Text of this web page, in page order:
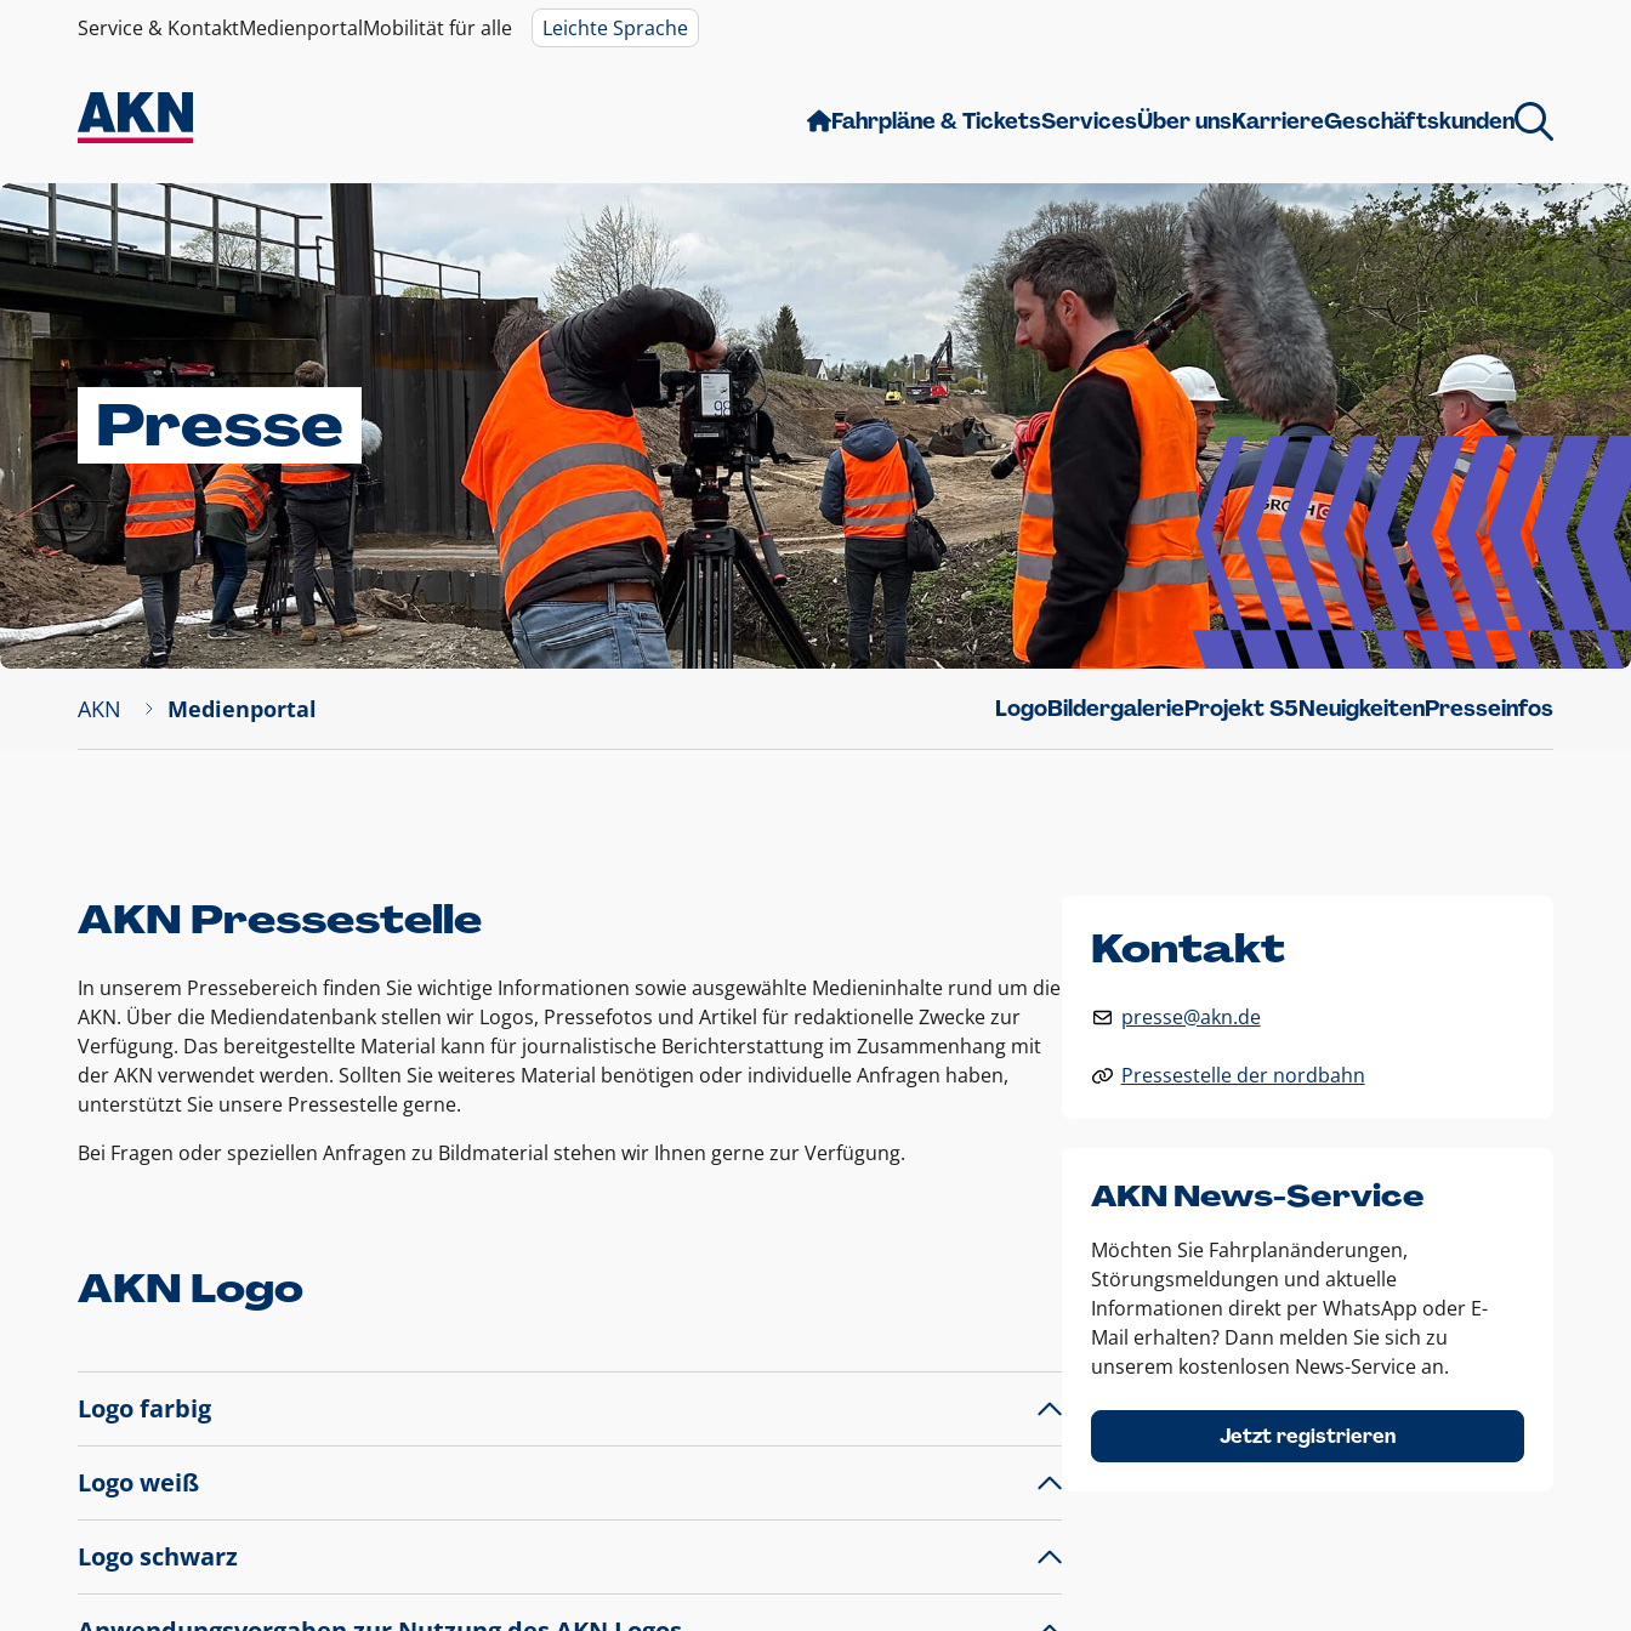
Service & KontaktMedienportalMobilität für alle Leichte Sprache
Fahrpläne & TicketsServicesÜber unsKarriereGeschäftskunden
Presse
AKN Medienportal LogoBildergalerieProjekt S5NeuigkeitenPresseinfos
AKN Pressestelle
In unserem Pressebereich finden Sie wichtige Informationen sowie ausgewählte Medieninhalte rund um die
AKN. Über die Mediendatenbank stellen wir Logos, Pressefotos und Artikel für redaktionelle Zwecke zur
Verfügung. Das bereitgestellte Material kann für journalistische Berichterstattung im Zusammenhang mit
der AKN verwendet werden. Sollten Sie weiteres Material benötigen oder individuelle Anfragen haben,
unterstützt Sie unsere Pressestelle gerne.
Bei Fragen oder speziellen Anfragen zu Bildmaterial stehen wir Ihnen gerne zur Verfügung.
AKN Logo
Logo farbig
Logo weiß
Logo schwarz
Kontakt
presse@akn.de
Pressestelle der nordbahn
AKN News-Service
Möchten Sie Fahrplanänderungen,
Störungsmeldungen und aktuelle
Informationen direkt per WhatsApp oder E-
Mail erhalten? Dann melden Sie sich zu
unserem kostenlosen News-Service an.
Jetzt registrieren